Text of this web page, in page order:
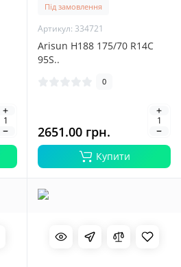
Під замовлення
Артикул: 334721
Arisun H188 175/70 R14C
95S..
0
2651.00 грн.
Купити